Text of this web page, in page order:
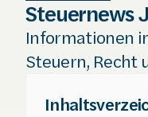
Steuernews
Informationen
Steuern, Recht